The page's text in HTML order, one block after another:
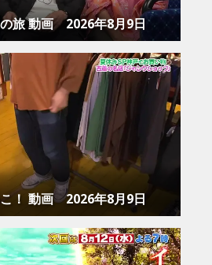
旅 動画 2026年8月9日
！ 動画 2026年8月9日